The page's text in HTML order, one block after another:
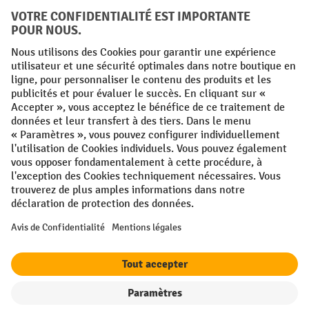
Réseaux sociaux
Langues
FR NL
Conditions générales Mentions légales
Protection des Données
if not stated otherwise.
s'applique pas aux prix spéciaux. Il n'est pas possible de le combiner